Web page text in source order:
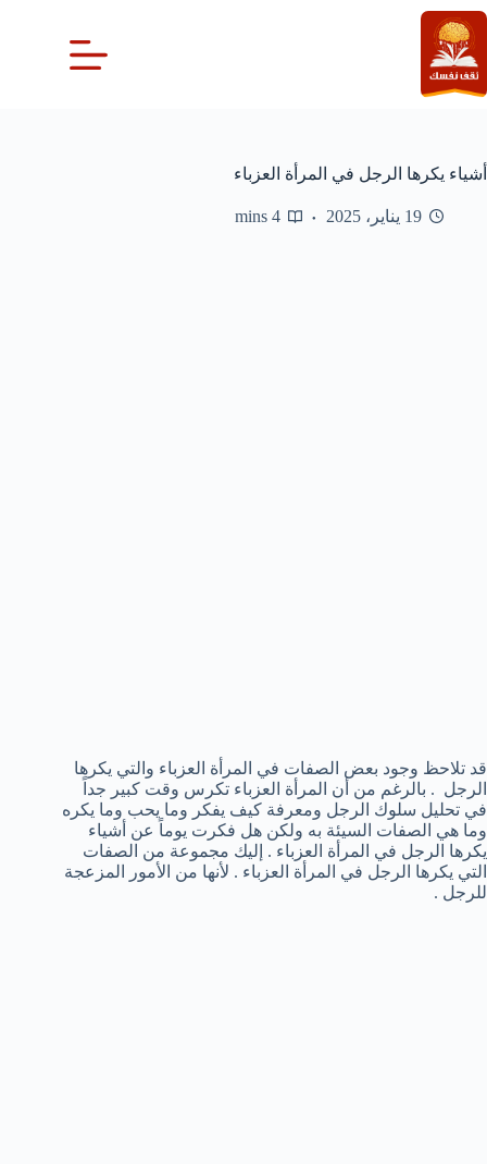
التجاوز
إلى
المحتوى
أشياء يكرها الرجل في المرأة العزباء
19 يناير، 2025 4 mins
قد تلاحظ وجود بعض الصفات في المرأة العزباء والتي يكرها
الرجل . بالرغم من أن المرأة العزباء تكرس وقت كبير جداً
في تحليل سلوك الرجل ومعرفة كيف يفكر وما يحب وما يكره
وما هي الصفات السيئة به ولكن هل فكرت يوماً عن أشياء
يكرها الرجل في المرأة العزباء . إليك مجموعة من الصفات
التي يكرها الرجل في المرأة العزباء . لأنها من الأمور المزعجة
للرجل .